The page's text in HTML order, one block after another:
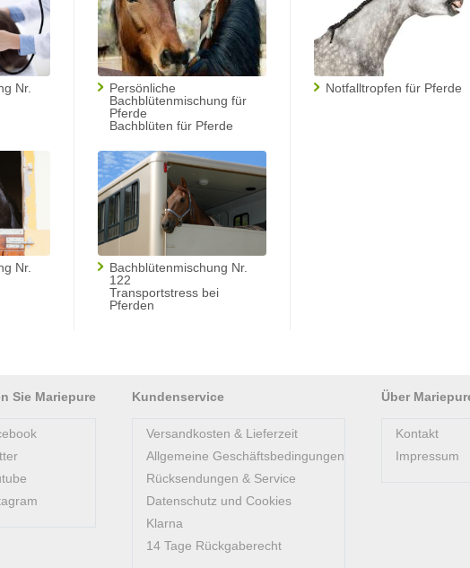
Nr.
Persönliche
Bachblütenmischung für
Pferde
Bachblüten für Pferde
Notfalltropfen für Pferde
Nr.
Bachblütenmischung Nr.
122
Transportstress bei
Pferden
Sie Mariepure Kundenservice
Versandkosten & Lieferzeit
Allgemeine Geschäftsbedingungen
Rücksendungen & Service
Datenschutz und Cookies
Klarna
14 Tage Rückgaberecht
Über
Kontakt
Impressum